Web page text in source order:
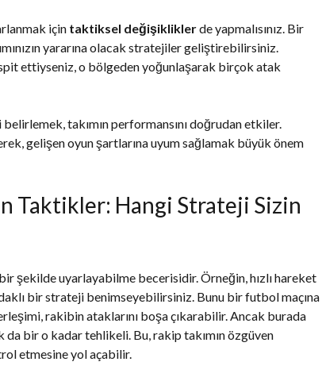
için taktiksel değişikliklerde yapmalısınız. Bir
yararına olacak stratejiler geliştirebilirsiniz.
ettiyseniz, o bölgeden yoğunlaşarak birçok atak
takımın performansını doğrudan etkiler.
gelişen oyun şartlarına uyum sağlamak büyük önem
Taktikler: Hangi Strateji Sizin
şekilde uyarlayabilme becerisidir. Örneğin, hızlı hareket
bir strateji benimseyebilirsiniz. Bunu bir futbol maçına
rakibin ataklarını boşa çıkarabilir. Ancak burada
da bir o kadar tehlikeli. Bu, rakip takımın özgüven
etmesine yol açabilir.